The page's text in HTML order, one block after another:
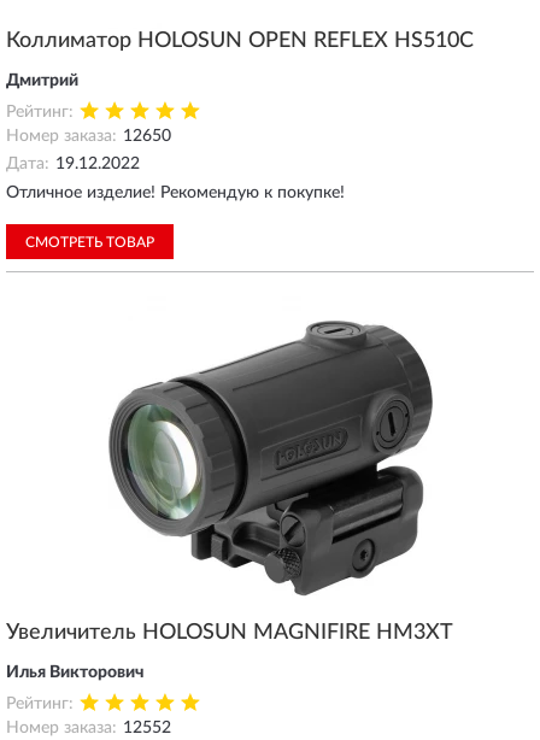
Коллиматор HOLOSUN OPEN REFLEX HS510C
Дмитрий
Рейтинг:
Номер заказа: 12650
Дата: 19.12.2022
Отличное изделие! Рекомендую к покупке!
СМОТРЕТЬ ТОВАР
Увеличитель HOLOSUN MAGNIFIRE HM3XT
Илья Викторович
Рейтинг:
Номер заказа: 12552